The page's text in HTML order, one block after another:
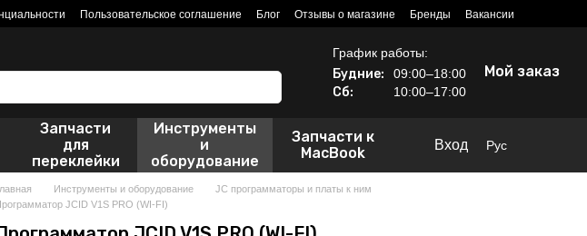
Пользовательское соглашение Блог Отзывы о магазине Бренды Вакансии
График работы:
Будние: 09:00–18:00
Сб: 10:00–17:00
Мой заказ
Запчасти
для
переклейки
Инструменты
и
оборудование
Запчасти к
MacBook
Вход Рус
Инструменты и оборудование
JC программаторы и платы к ним
JCID V1S PRO (WI-FI)